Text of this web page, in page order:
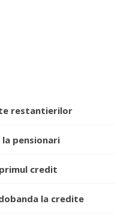
restantierilor
pensionari
credit
la credite